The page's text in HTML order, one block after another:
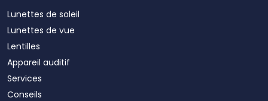
Lunettes de soleil
Lunettes de vue
Lentilles
Appareil auditif
Services
Conseils